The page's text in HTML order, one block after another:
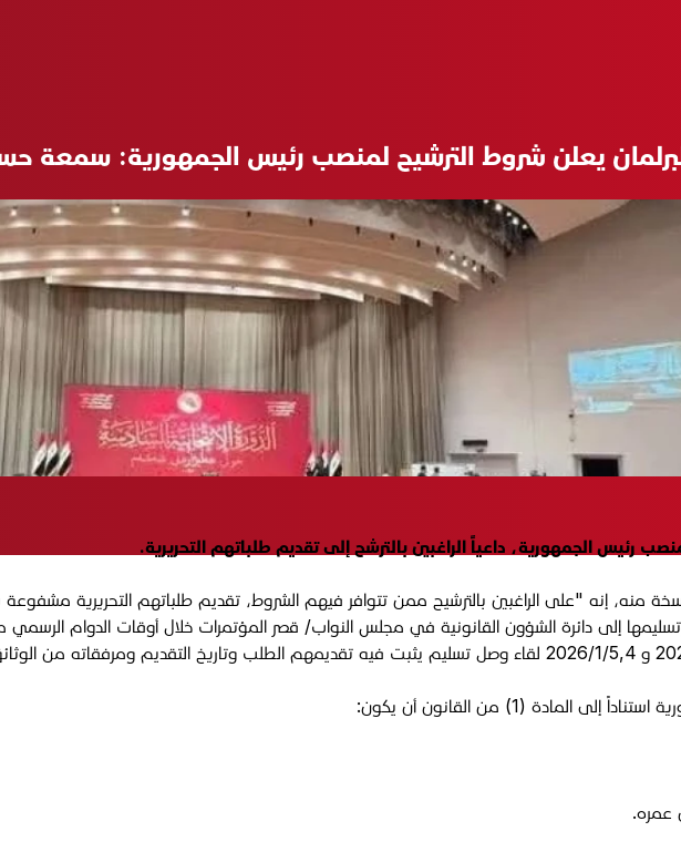
يعلن شروط الترشيح لمنصب رئيس الجمهورية: سمعة
رئيس الجمهورية، داعياً الراغبين بالترشح إلى تقديم طلباتهم التحريرية.
إنه "على الراغبين بالترشيح ممن تتوافر فيهم الشروط، تقديم طلباتهم التحريرية مشفوعة
إلى دائرة الشؤون القانونية في مجلس النواب/ قصر المؤتمرات خلال أوقات الدوام الرسمي
(1) من القانون أن يكون:
عمره.